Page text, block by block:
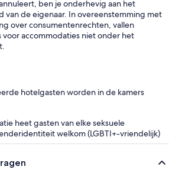
ben je onderhevig aan het
van de eigenaar. In overeenstemming met
over consumentenrechten, vallen
voor accommodaties niet onder het
hotelgasten worden in de kamers
heet gasten van elke seksuele
welkom (LGBTI+-vriendelijk)